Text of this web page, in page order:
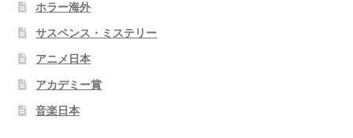
ホラー海外
サスペンス・ミステリー
アニメ日本
アカデミー賞
音楽日本